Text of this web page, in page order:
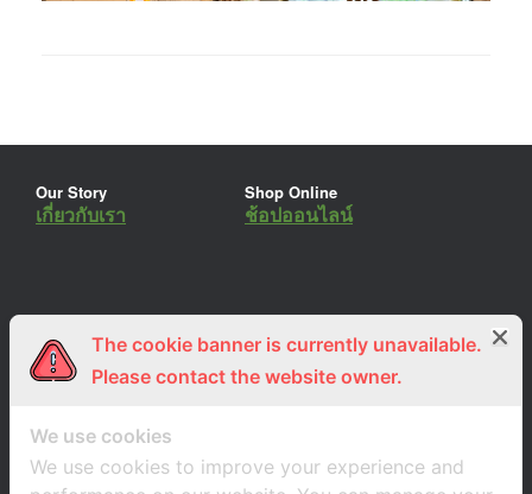
Our Story
เกี่ยวกับเรา
Shop Online
ช้อปออนไลน์
ร่วมงานกับเรา
สมัครงาน
Lemon Farm Cafe
ร้านอาหารอินทรีย์
The cookie banner is currently unavailable.
Please contact the website owner.
We use cookies
We use cookies to improve your experience and